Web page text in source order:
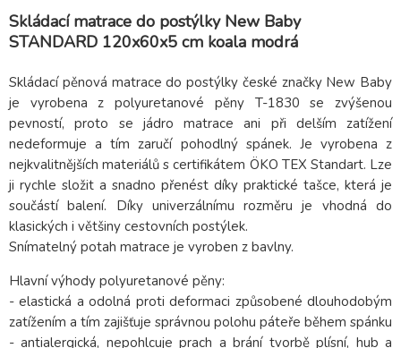
Skládací matrace do postýlky New Baby
STANDARD 120x60x5 cm koala modrá
Skládací pěnová matrace do postýlky české značky New Baby
je vyrobena z polyuretanové pěny T-1830 se zvýšenou
pevností, proto se jádro matrace ani při delším zatížení
nedeformuje a tím zaručí pohodlný spánek. Je vyrobena z
nejkvalitnějších materiálů s certifikátem ÖKO TEX Standart. Lze
ji rychle složit a snadno přenést díky praktické tašce, která je
součástí balení. Díky univerzálnímu rozměru je vhodná do
klasických i většiny cestovních postýlek.
Snímatelný potah matrace je vyroben z bavlny.
Hlavní výhody polyuretanové pěny:
- elastická a odolná proti deformaci způsobené dlouhodobým
zatížením a tím zajišťuje správnou polohu páteře během spánku
- antialergická, nepohlcuje prach a brání tvorbě plísní, hub a